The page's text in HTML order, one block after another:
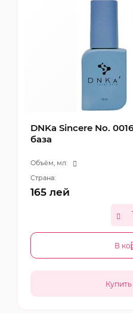
DNKa Sincere No.
база
Объём, мл:
Страна:
165 лей
В